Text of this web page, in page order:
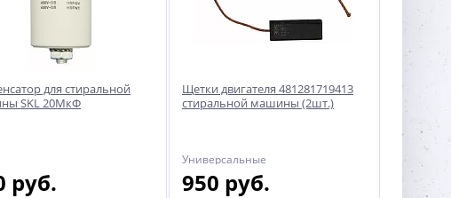
для стиральной
SKL 20МкФ
руб.
Щетки двигателя 481281719413
стиральной машины (2шт.)
Универсальные
950 руб.